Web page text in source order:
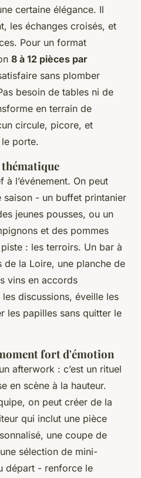
certaine élégance. Il
les échanges croisés, et
Pour un format
8 à 12 pièces par
sans plomber
besoin de tables ni de
en terrain de
circule, picore, et
le porte.
l’événement. On peut
saison - un buffet printanier
jeunes pousses, ou un
et des pommes
: les terroirs. Un bar à
la Loire, une planche de
vins en accords
discussions, éveille les
les papilles sans quitter le
fort d'émotion
afterwork : c’est un rituel
en scène à la hauteur.
on peut créer de la
qui inclut une pièce
une coupe de
sélection de mini-
départ - renforce le